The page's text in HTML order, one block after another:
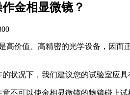
金相显微镜？
价值、高精密的光学设备，因而正
况下，我们建议您的试验室应具
可以使金相显微镜的物镜碰上试